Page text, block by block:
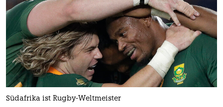
Südafrika ist Rugby-Weltmeister